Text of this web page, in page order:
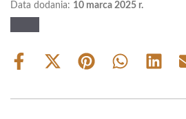
Data dodania: 10 marca 2025 r.
Share
Share
(Twitter)
Share Share Share